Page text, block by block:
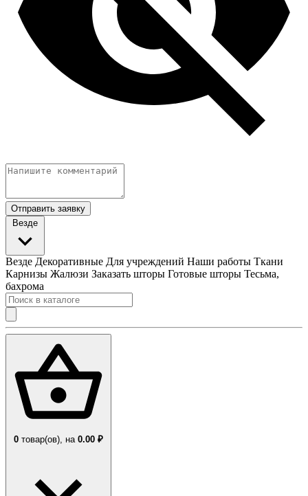
Отправить заявку
Везде
Везде Декоративные Для учреждений Наши работы Ткани
Карнизы Жалюзи Заказать шторы Готовые шторы Тесьма,
бахрома
0 товар(ов), на 0.00 ₽